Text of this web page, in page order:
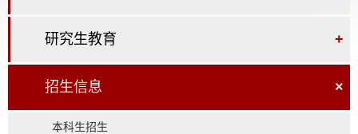
研究生教育 +
招生信息 ×
本科生招生